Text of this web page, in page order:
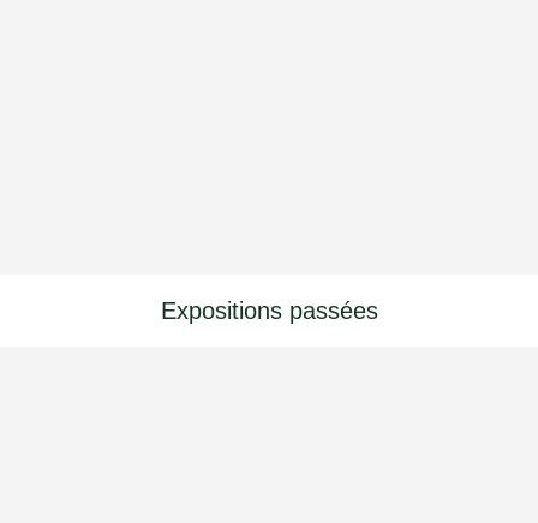
Expositions passées